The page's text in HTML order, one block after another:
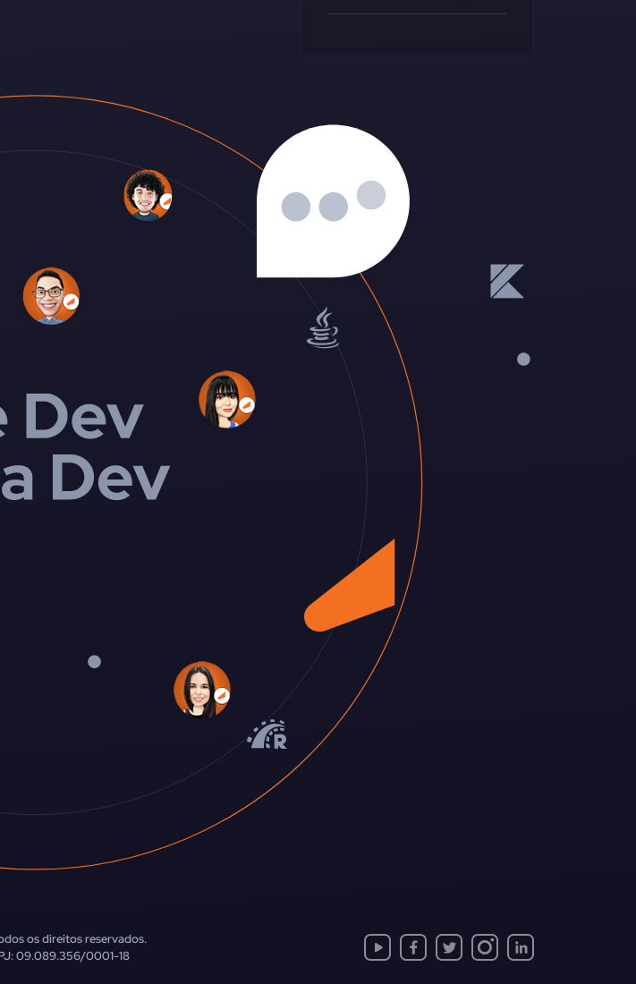
os direitos reservados.
09.089.356/0001-18